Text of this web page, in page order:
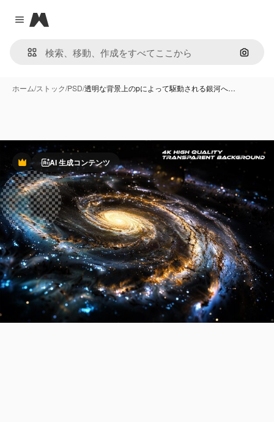
Close menu
Magnific
画像で
ホーム/ストック/PSD/透明な背景上のpによって駆動される銀河へ…
PremiumAI 生成コンテンツ